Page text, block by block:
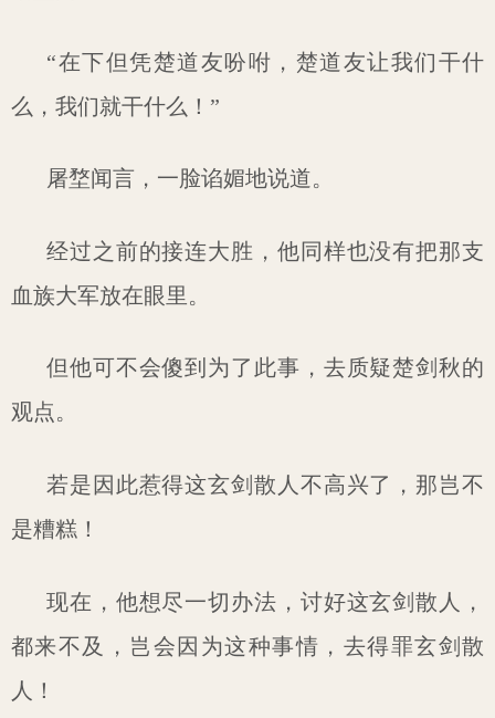
“在下但凭楚道友吩咐，楚道友让我们干什
么，我们就干什么！”
屠堥闻言，一脸谄媚地说道。
经过之前的接连大胜，他同样也没有把那支
血族大军放在眼里。
但他可不会傻到为了此事，去质疑楚剑秋的
观点。
若是因此惹得这玄剑散人不高兴了，那岂不
是糟糕！
现在，他想尽一切办法，讨好这玄剑散人，
都来不及，岂会因为这种事情，去得罪玄剑散
人！